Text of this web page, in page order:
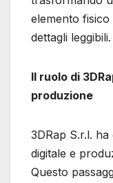
elemento
dettagli leggibili.
Il ruolo di
produzione
3DRap S.r.l.
digitale e
Questo